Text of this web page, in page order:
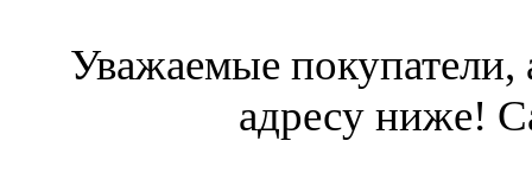
Уважаемые покупатели,
адресу ниже!